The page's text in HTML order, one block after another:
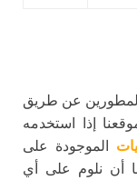
عن طريق
إذا استخدمه
الموجودة على
أن نلوم على أي